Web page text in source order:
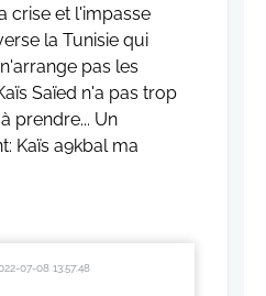
crise et l'impasse
la Tunisie qui
pas les
Saïed n'a pas trop
prendre... Un
Kaïs a9kbal ma
07-08 13:57:48